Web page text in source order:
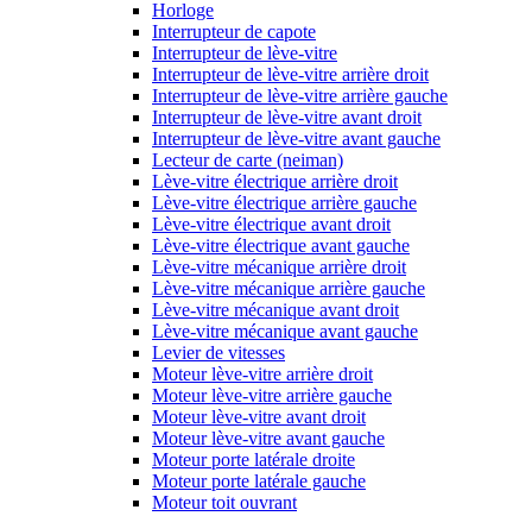
Horloge
Interrupteur de capote
Interrupteur de lève-vitre
Interrupteur de lève-vitre arrière droit
Interrupteur de lève-vitre arrière gauche
Interrupteur de lève-vitre avant droit
Interrupteur de lève-vitre avant gauche
Lecteur de carte (neiman)
Lève-vitre électrique arrière droit
Lève-vitre électrique arrière gauche
Lève-vitre électrique avant droit
Lève-vitre électrique avant gauche
Lève-vitre mécanique arrière droit
Lève-vitre mécanique arrière gauche
Lève-vitre mécanique avant droit
Lève-vitre mécanique avant gauche
Levier de vitesses
Moteur lève-vitre arrière droit
Moteur lève-vitre arrière gauche
Moteur lève-vitre avant droit
Moteur lève-vitre avant gauche
Moteur porte latérale droite
Moteur porte latérale gauche
Moteur toit ouvrant